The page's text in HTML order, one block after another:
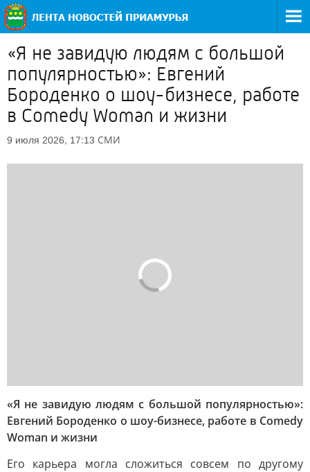
«Я не завидую людям с большой
популярностью»: Евгений
Бороденко о шоу-бизнесе, работе
в Comedy Woman и жизни
9 июля 2026, 17:13 СМИ
«Я не завидую людям с большой популярностью»:
Евгений Бороденко о шоу-бизнесе, работе в Comedy
Woman и жизни
Его карьера могла сложиться совсем по другому